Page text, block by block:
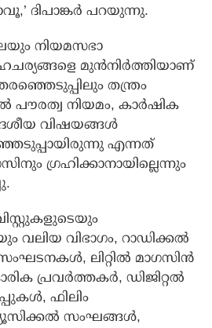
ദിപാങ്കര്‍ പറയുന്നു.
നിയമസഭാ
മുന്‍നിര്‍ത്തിയാണ്
തന്ത്രം
നിയമം, കാര്‍ഷിക
വിഷയങ്ങള്‍
എന്നത്
ഗ്രഹിക്കാനായില്ലെന്നും
വലിയ വിഭാഗം, റാഡിക്കല്‍
ലിറ്റില്‍ മാഗസിന്‍
പ്രവര്‍ത്തകര്‍, ഡിജിറ്റല്‍
ഫിലിം
സംഘങ്ങള്‍,